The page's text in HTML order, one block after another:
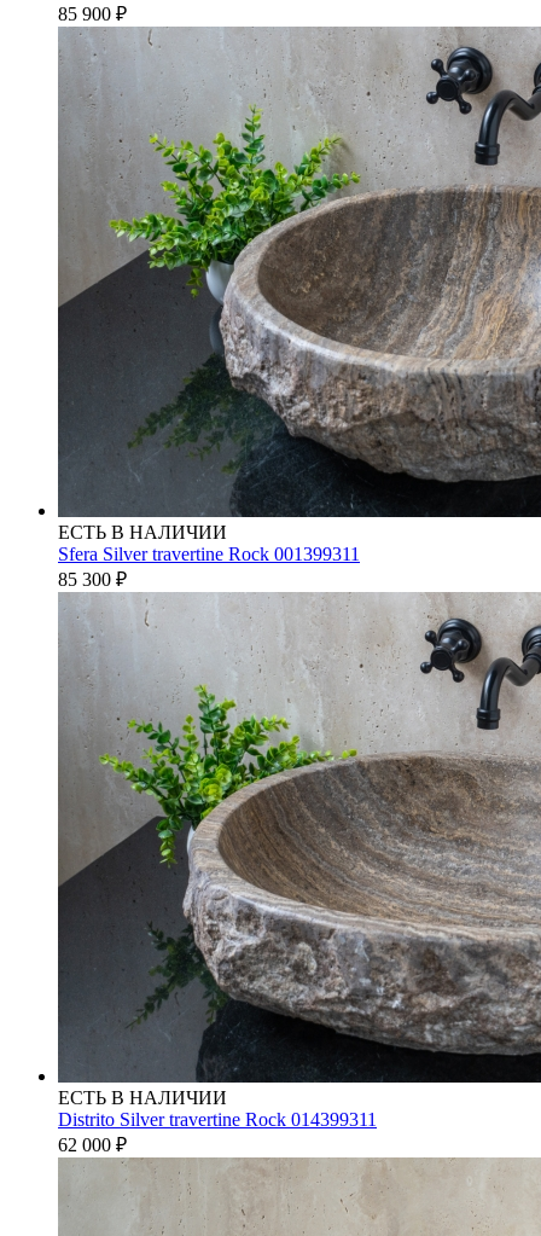
85 900 ₽
ЕСТЬ В НАЛИЧИИ
Sfera Silver travertine Rock 001399311
85 300 ₽
ЕСТЬ В НАЛИЧИИ
Distrito Silver travertine Rock 014399311
62 000 ₽